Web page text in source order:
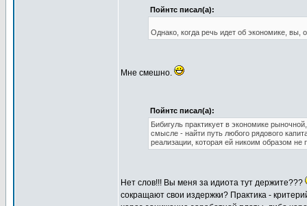
Пойнтс писал(а):
Однако, когда речь идет об экономике, вы,
Мне смешно.
Пойнтс писал(а):
Бибигуль практикует в экономике
смысле - найти путь любого рядового
реализации, которая ей никоим образом не
Нет слов!!! Вы меня за идиота тут держите???
сокращают свои издержки? Практика -